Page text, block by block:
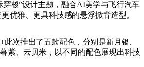
穿梭”设计主题，融合AI美学与飞行汽车
优雅、更具科技感的悬浮掀背造型。
此次推出了五款配色，分别是新月银、
紫、云贝米，以不同的配色展现出科技